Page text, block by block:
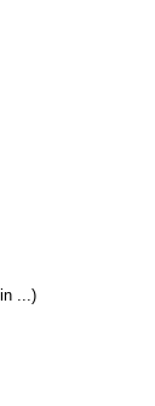
...)